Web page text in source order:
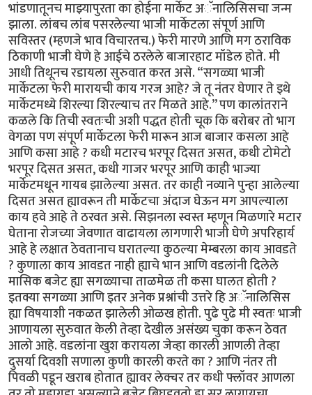
भांडणातूनच माझ्यापुरता का होईना मार्केट अॅनालिसिसचा जन्म
झाला. लांबच लांब पसरलेल्या भाजी मार्केटला संपूर्ण आणि
सविस्तर (म्हणजे भाव विचारतच.) फेरी मारणे आणि मग ठराविक
ठिकाणी भाजी घेणे हे आईचे ठरलेले बाजारहाट मॉडेल होते. मी
आधी तिथूनच रडायला सुरुवात करत असे. “सगळ्या भाजी
मार्केटला फेरी मारायची काय गरज आहे? जे तू नंतर घेणार ते इथे
मार्केटमध्ये शिरल्या शिरल्याच तर मिळते आहे.” पण कालांतराने
कळले कि तिची स्वतःची अशी पद्धत होती चूक कि बरोबर तो भाग
वेगळा पण संपूर्ण मार्केटला फेरी मारून आज बाजार कसला आहे
आणि कसा आहे ? कधी मटारच भरपूर दिसत असत, कधी टोमेटो
भरपूर दिसत असत, कधी गाजर भरपूर आणि काही भाज्या
मार्केटमधून गायब झालेल्या असत. तर काही नव्याने पुन्हा आलेल्या
दिसत असत ह्यावरून ती मार्केटचा अंदाज घेऊन मग आपल्याला
काय हवे आहे ते ठरवत असे. सिझनला स्वस्त म्हणून मिळणारे मटार
घेताना रोजच्या जेवणात वाढायला लागणारी भाजी घेणे अपरिहार्य
आहे हे लक्षात ठेवतानाच घरातल्या कुठल्या मेम्बरला काय आवडते
? कुणाला काय आवडत नाही ह्याचे भान आणि वडलांनी दिलेले
मासिक बजेट ह्या सगळ्याचा ताळमेळ ती कसा घालत होती ?
इतक्या सगळ्या आणि इतर अनेक प्रश्नांची उत्तरे हि अॅनालिसिस
ह्या विषयाशी नकळत झालेली ओळख होती. पुढे पुढे मी स्वतः भाजी
आणायला सुरुवात केली तेव्हा देखील असंख्य चुका करून ठेवत
आलो आहे. वडलांना खुश करायला जेव्हा कारली आणली तेव्हा
दुसर्या दिवशी सणाला कुणी कारली करते का ? आणि नंतर ती
पिवळी पडून खराब होतात ह्यावर लेक्चर तर कधी फ्लॉवर आणला